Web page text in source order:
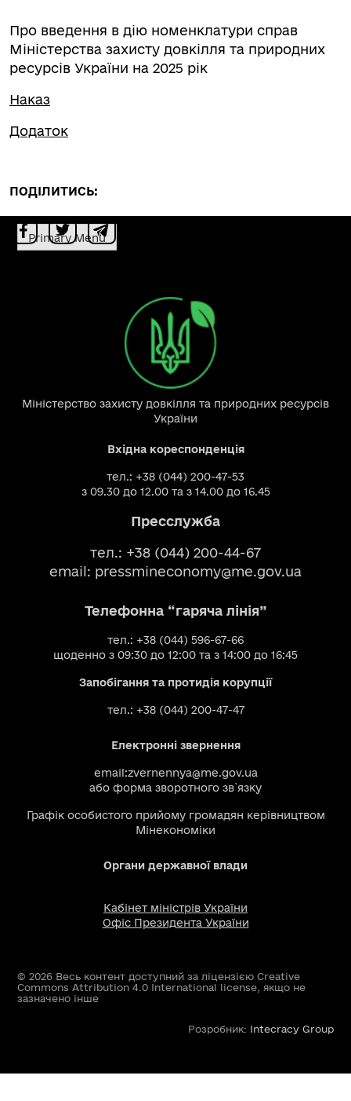
Про введення в дію номенклатури справ
Міністерства захисту довкілля та природних
ресурсів України на 2025 рік
Наказ
Додаток
ПОДІЛИТИСЬ:
Primary Menu
Міністерство захисту довкілля та природних ресурсів
України
Вхідна кореспонденція
тел.: +38 (044) 200-47-53
з 09.30 до 12.00 та з 14.00 до 16.45
Пресслужба
тел.: +38 (044) 200-44-67
email: pressmineconomy@me.gov.ua
Телефонна “гаряча лінія”
тел.: +38 (044) 596-67-66
щоденно з 09:30 до 12:00 та з 14:00 до 16:45
Запобігання та протидія корупції
тел.: +38 (044) 200-47-47
Електронні звернення
email:zvernennya@me.gov.ua
або форма зворотного зв`язку
Графік особистого прийому громадян керівництвом
Мінекономіки
Органи державної влади
Кабінет міністрів України
Офіс Президента України
© 2026 Весь контент доступний за ліцензією Creative
Commons Attribution 4.0 International license, якщо не
зазначено інше
Розробник: Intecracy Group